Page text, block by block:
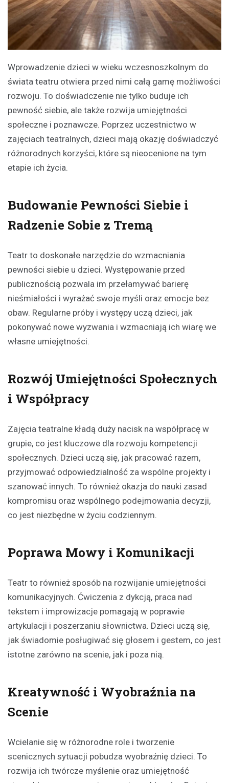
Wprowadzenie dzieci w wieku wczesnoszkolnym do
świata teatru otwiera przed nimi całą gamę możliwości
rozwoju. To doświadczenie nie tylko buduje ich
pewność siebie, ale także rozwija umiejętności
społeczne i poznawcze. Poprzez uczestnictwo w
zajęciach teatralnych, dzieci mają okazję doświadczyć
różnorodnych korzyści, które są nieocenione na tym
etapie ich życia.
Budowanie Pewności Siebie i
Radzenie Sobie z Tremą
Teatr to doskonałe narzędzie do wzmacniania
pewności siebie u dzieci. Występowanie przed
publicznością pozwala im przełamywać barierę
nieśmiałości i wyrażać swoje myśli oraz emocje bez
obaw. Regularne próby i występy uczą dzieci, jak
pokonywać nowe wyzwania i wzmacniają ich wiarę we
własne umiejętności.
Rozwój Umiejętności Społecznych
i Współpracy
Zajęcia teatralne kładą duży nacisk na współpracę w
grupie, co jest kluczowe dla rozwoju kompetencji
społecznych. Dzieci uczą się, jak pracować razem,
przyjmować odpowiedzialność za wspólne projekty i
szanować innych. To również okazja do nauki zasad
kompromisu oraz wspólnego podejmowania decyzji,
co jest niezbędne w życiu codziennym.
Poprawa Mowy i Komunikacji
Teatr to również sposób na rozwijanie umiejętności
komunikacyjnych. Ćwiczenia z dykcją, praca nad
tekstem i improwizacje pomagają w poprawie
artykulacji i poszerzaniu słownictwa. Dzieci uczą się,
jak świadomie posługiwać się głosem i gestem, co jest
istotne zarówno na scenie, jak i poza nią.
Kreatywność i Wyobraźnia na
Scenie
Wcielanie się w różnorodne role i tworzenie
scenicznych sytuacji pobudza wyobraźnię dzieci. To
rozwija ich twórcze myślenie oraz umiejętność